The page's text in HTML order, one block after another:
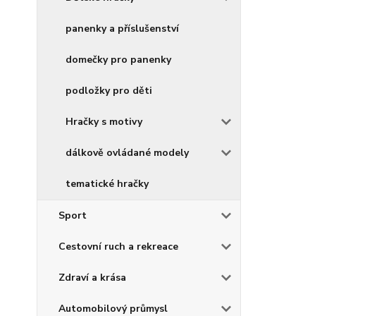
panenky a příslušenství
domečky pro panenky
podložky pro děti
Hračky s motivy
dálkově ovládané modely
tematické hračky
Sport
Cestovní ruch a rekreace
Zdraví a krása
Automobilový průmysl